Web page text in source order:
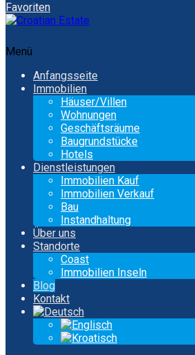
Favoriten
Menü
Anfangsseite
Immobilien
Häuser/Villen
Wohnungen
Geschäftsräume
Baugrundstücke
Hotels
Dienstleistungen
Immobilien Kauf
Immobilien Verkauf
Bau
Instandhaltung
Über uns
Standorte
Coast
Immobilien Inseln
Blog
Kontakt